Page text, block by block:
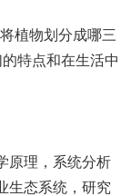
植物划分成哪三
特点和在生活中
原理，系统分析
生态系统，研究